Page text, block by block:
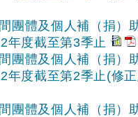
團體及個人補（捐）
年度截至第3季止
團體及個人補（捐）
年度截至第2季止(修
團體及個人補（捐）